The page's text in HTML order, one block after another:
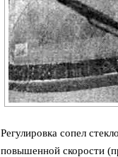
Регулировка сопел
повышенной скорости